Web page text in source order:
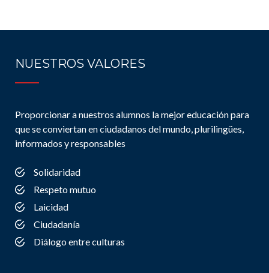
NUESTROS VALORES
Proporcionar a nuestros alumnos la mejor educación para
que se conviertan en ciudadanos del mundo, plurilingües,
informados y responsables
Solidaridad
Respeto mutuo
Laicidad
Ciudadanía
Diálogo entre culturas